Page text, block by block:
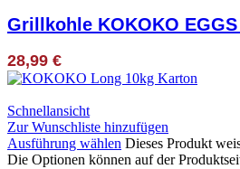
Grillkohle KOKOKO
28,99 €
Schnellansicht
Zur Wunschliste hinzufügen
Ausführung wählen Dieses Produkt
Die Optionen können auf der